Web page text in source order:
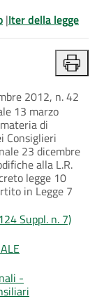
|Iter della legge
2012, n. 42
13 marzo
di
Consiglieri
23 dicembre
alla L.R.
legge 10
in Legge 7
Suppl. n. 7)
-